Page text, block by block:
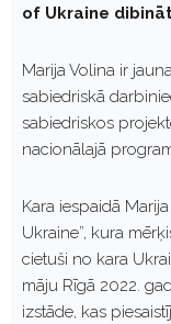
of Ukraine
Marija Volina ir
sabiedriskā
sabiedriskos
nacionālajā
Kara iespaidā
Ukraine”, kura
cietuši no kara
māju Rīgā 2022.
izstāde, kas